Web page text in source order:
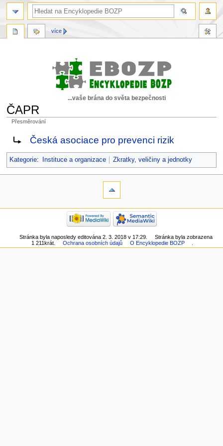
...vaše brána do světa bezpečnosti
ČAPR
Přesměrování
Skočit
navigaci
Skočit
vyhledávání
Přesměrování na:
Česká asociace pro prevenci rizik
Kategorie: Instituce a organizace Zkratky, veličiny a jednotky
více
Stránka byla naposledy editována 2. 3. 2018 v 17:29.
Stránka byla zobrazena
1 211krát.
Ochrana osobních údajů O Encyklopedie BOZP